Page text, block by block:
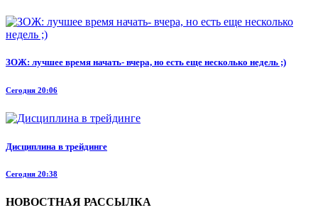
ЗОЖ: лучшее время начать- вчера, но есть еще несколько недель ;)
Сегодня 20:06
Дисциплина в трейдинге
Сегодня 20:38
НОВОСТНАЯ РАССЫЛКА